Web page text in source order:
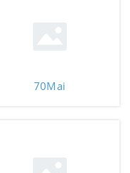
70Mai